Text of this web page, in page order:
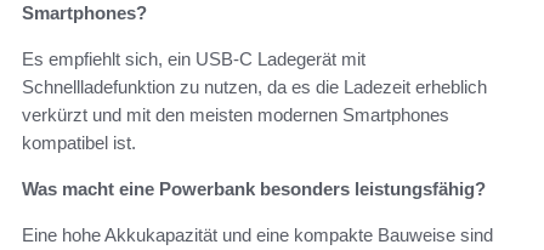
Smartphones?
Es empfiehlt sich, ein USB-C Ladegerät mit
Schnellladefunktion zu nutzen, da es die Ladezeit erheblich
verkürzt und mit den meisten modernen Smartphones
kompatibel ist.
Was macht eine Powerbank besonders leistungsfähig?
Eine hohe Akkukapazität und eine kompakte Bauweise sind